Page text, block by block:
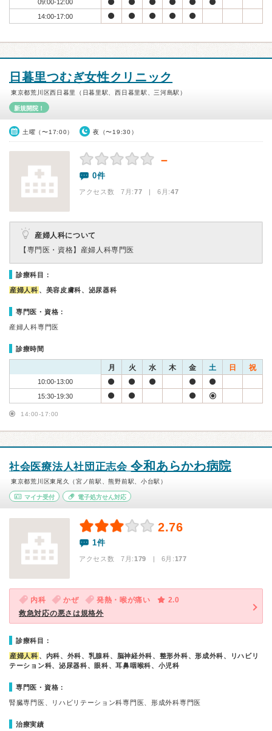
09:00-12:00
14:00-17:00
日暮里つむぎ女性クリニック
東京都荒川区西日暮里（日暮里駅、西日暮里駅、三河島駅）
新規開院！
土曜（〜17:00） 夜（〜19:30）
－
0件
アクセス数 7月:77 | 6月:47
産婦人科について
【専門医・資格】 産婦人科専門医
診療科目：
産婦人科 、美容皮膚科、泌尿器科
専門医・資格：
産婦人科専門医
診療時間
月 火 水 木 金 土 日 祝
10:00-13:00
15:30-19:30
14:00-17:00
社会医療法人社団正志会令和あらかわ病院
東京都荒川区東尾久（宮ノ前駅、熊野前駅、小台駅）
マイナ受付 電子処方せん対応
2.76
1件
アクセス数 7月:179 | 6月:177
内科 かぜ 発熱・喉が痛い
2.0
救急対応の悪さは規格外
診療科目：
産婦人科 、内科、外科、乳腺科、脳神経外科、整形外科、形成外科、リハビリ
テーション科、泌尿器科、眼科、耳鼻咽喉科、小児科
専門医・資格：
腎臓専門医、リハビリテーション科専門医、形成外科専門医
治療実績